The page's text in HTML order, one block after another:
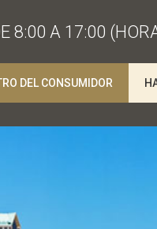
8:00 A 17:00
DEL CONSUMIDOR